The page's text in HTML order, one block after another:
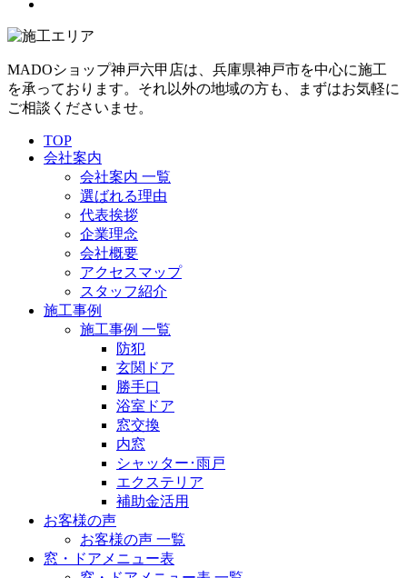
MADOショップ神戸六甲店は、兵庫県神戸市を中心に施工
を承っております。それ以外の地域の方も、まずはお気軽に
ご相談くださいませ。
TOP
会社案内
会社案内 一覧
選ばれる理由
代表挨拶
企業理念
会社概要
アクセスマップ
スタッフ紹介
施工事例
施工事例 一覧
防犯
玄関ドア
勝手口
浴室ドア
窓交換
内窓
シャッター･雨戸
エクステリア
補助金活用
お客様の声
お客様の声 一覧
窓・ドアメニュー表